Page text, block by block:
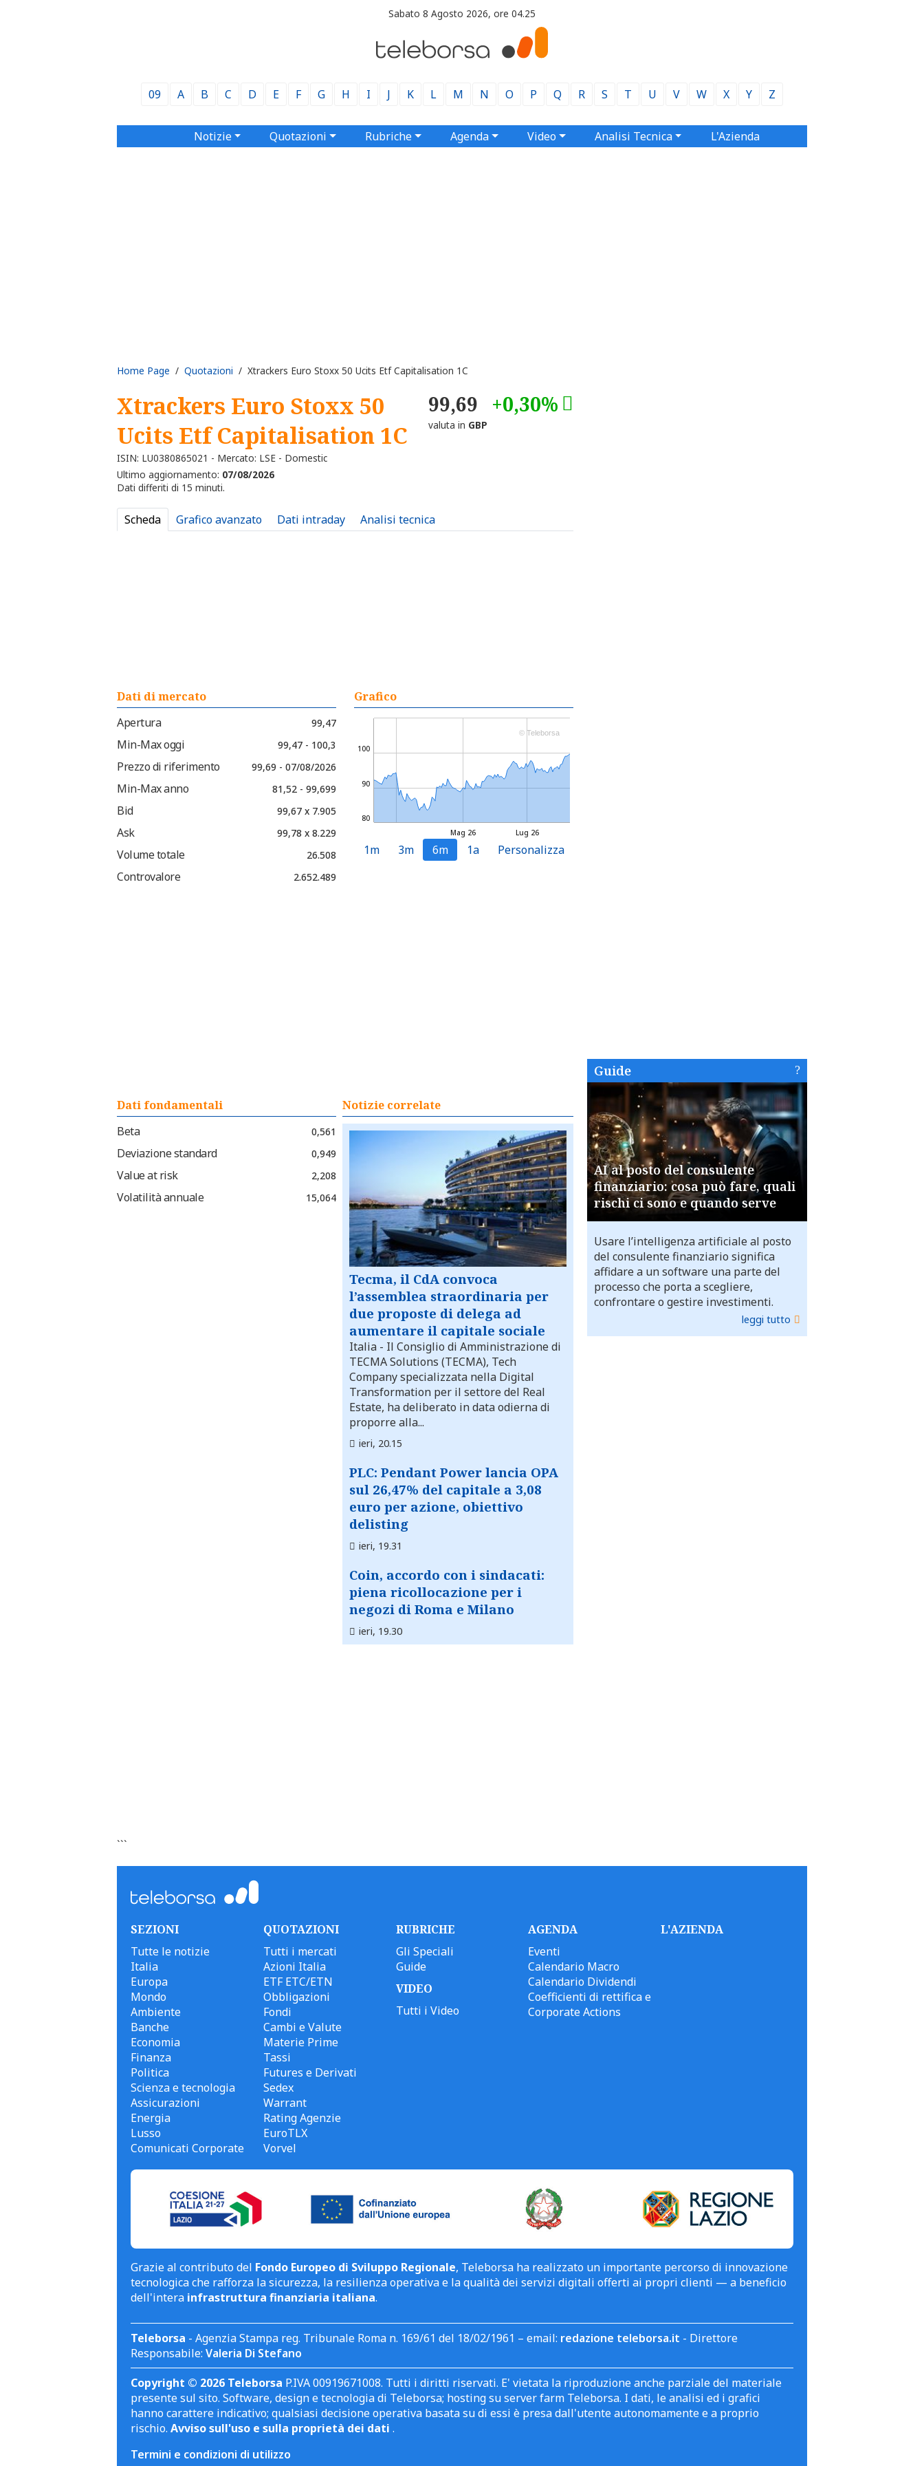
Sabato 8 Agosto 2026, ore 04.25
09 A B C D E F G H I J K L M N O P Q R S T U V W X Y Z
Notizie Quotazioni Rubriche Agenda Video Analisi Tecnica L'Azienda
Home Page / Quotazioni / Xtrackers Euro Stoxx 50 Ucits Etf Capitalisation 1C
Xtrackers Euro Stoxx 50
Ucits Etf Capitalisation 1C
ISIN: LU0380865021 - Mercato: LSE - Domestic
99,69 +0,30%
valuta in GBP
Ultimo aggiornamento: 07/08/2026
Dati differiti di 15 minuti.
Scheda Grafico avanzato Dati intraday Analisi tecnica
Dati di mercato
Apertura
99,47
Min-Max oggi 99,47 - 100,3
Prezzo di riferimento 99,69 - 07/08/2026
Min-Max anno 81,52 - 99,699
Bid 99,67 x 7.905
Ask 99,78 x 8.229
Volume totale 26.508
Controvalore 2.652.489
Grafico
Lug 26
Mag 26
80
90
100
© Teleborsa
1m 3m 6m 1a Personalizza
Dati fondamentali
Beta
0,561
Deviazione standard 0,949
Value at risk 2,208
Volatilità annuale 15,064
Notizie correlate
Tecma, il CdA convoca
l’assemblea straordinaria per
due proposte di delega ad
aumentare il capitale sociale
Italia - Il Consiglio di Amministrazione di
TECMA Solutions (TECMA), Tech
Company specializzata nella Digital
Transformation per il settore del Real
Estate, ha deliberato in data odierna di
proporre alla...
ieri, 20.15
PLC: Pendant Power lancia OPA
sul 26,47% del capitale a 3,08
euro per azione, obiettivo
delisting
ieri, 19.31
Coin, accordo con i sindacati:
piena ricollocazione per i
negozi di Roma e Milano
ieri, 19.30
```
Guide
AI al posto del consulente
finanziario: cosa può fare, quali
rischi ci sono e quando serve
Usare l’intelligenza artificiale al posto
del consulente finanziario significa
affidare a un software una parte del
processo che porta a scegliere,
confrontare o gestire investimenti.
leggi tutto
SEZIONI
Tutte le notizie
Italia
Europa
Mondo
Ambiente
Banche
Economia
Finanza
Politica
Scienza e tecnologia
Assicurazioni
Energia
Lusso
Comunicati Corporate
QUOTAZIONI
Tutti i mercati
Azioni Italia
ETF ETC/ETN
Obbligazioni
Fondi
Cambi e Valute
Materie Prime
Tassi
Futures e Derivati
Sedex
Warrant
Rating Agenzie
EuroTLX
Vorvel
RUBRICHE
Gli Speciali
Guide
VIDEO
Tutti i Video
AGENDA
Eventi
Calendario Macro
Calendario Dividendi
Coefficienti di rettifica e
Corporate Actions
L'AZIENDA
Grazie al contributo del Fondo Europeo di Sviluppo Regionale, Teleborsa ha realizzato un importante percorso di innovazione
tecnologica che rafforza la sicurezza, la resilienza operativa e la qualità dei servizi digitali offerti ai propri clienti — a beneficio
dell'intera infrastruttura finanziaria italiana.
Teleborsa - Agenzia Stampa reg. Tribunale Roma n. 169/61 del 18/02/1961 – email: redazione teleborsa.it - Direttore
Responsabile: Valeria Di Stefano
Copyright © 2026 Teleborsa P.IVA 00919671008. Tutti i diritti riservati. E' vietata la riproduzione anche parziale del materiale
presente sul sito. Software, design e tecnologia di Teleborsa; hosting su server farm Teleborsa. I dati, le analisi ed i grafici
hanno carattere indicativo; qualsiasi decisione operativa basata su di essi è presa dall'utente autonomamente e a proprio
rischio. Avviso sull'uso e sulla proprietà dei dati .
Termini e condizioni di utilizzo